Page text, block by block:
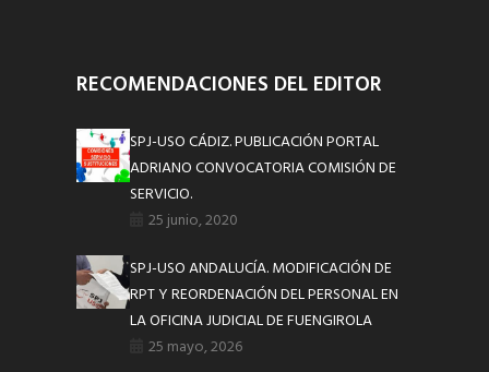
RECOMENDACIONES DEL EDITOR
SPJ-USO CÁDIZ. PUBLICACIÓN PORTAL
ADRIANO CONVOCATORIA COMISIÓN DE
SERVICIO.
25 junio, 2020
SPJ-USO ANDALUCÍA. MODIFICACIÓN DE
RPT Y REORDENACIÓN DEL PERSONAL EN
LA OFICINA JUDICIAL DE FUENGIROLA
25 mayo, 2026